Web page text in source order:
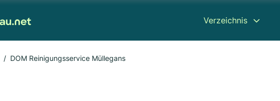
Verzeichnis
DOM Reinigungsservice Müllegans